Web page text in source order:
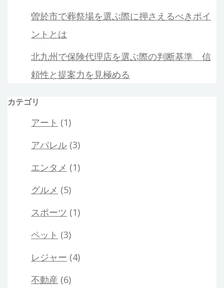
曽於市で葬祭場を選ぶ際に押さえるべきポイ
ントとは
北九州で保険代理店を選ぶ際の判断基準 信
頼性と提案力を見極める
カテゴリ
アート (1)
アパレル (3)
エンタメ (1)
グルメ (5)
スポーツ (1)
ペット (3)
レジャー (4)
不動産 (6)